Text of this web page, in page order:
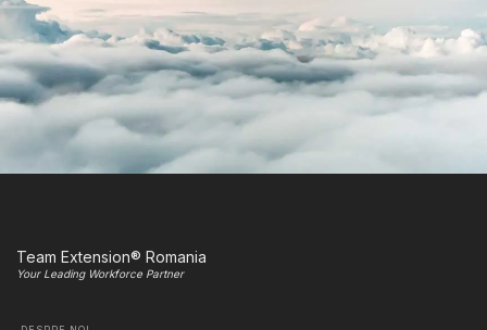
Team Extension® Romania
Your Leading Workforce Partner